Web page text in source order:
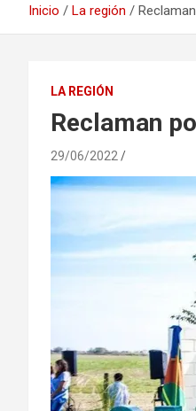
Inicio La región
LA REGIÓN
Reclaman
29/06/2022